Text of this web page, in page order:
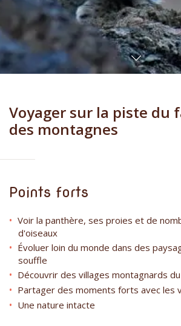
Voyager sur la piste du
des montagnes
Points forts
Voir la panthère, ses proies et de
d'oiseaux
Évoluer loin du monde dans des
souffle
Découvrir des villages montagnards du
Partager des moments forts avec les
Une nature intacte